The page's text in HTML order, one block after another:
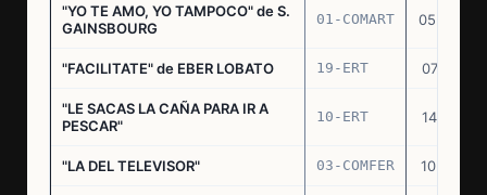
"YO TE AMO, YO TAMPOCO" de S.
GAINSBOURG
01-COMART 05.02.70
"FACILITATE" de EBER LOBATO 19-ERT 07.10.70
"LE SACAS LA CAÑA PARA IR A
PESCAR"
10-ERT 14.07.71
"LA DEL TELEVISOR" 03-COMFER 10.01.73